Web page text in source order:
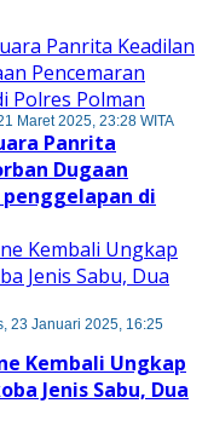
Maret 2025, 23:28 WITA
Panrita
Dugaan
di
23 Januari 2025, 16:25
Kembali Ungkap
Jenis Sabu, Dua